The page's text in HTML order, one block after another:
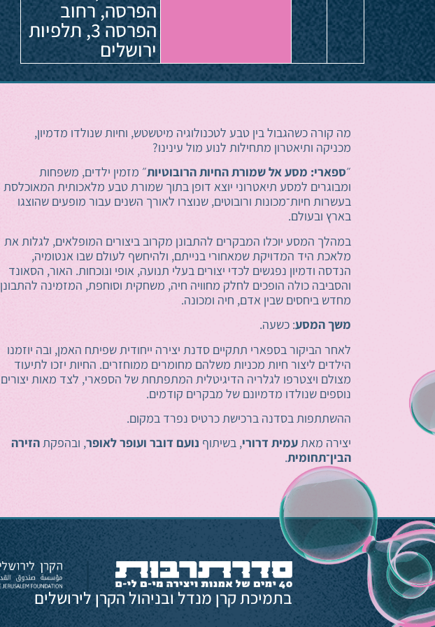
הפרסה, רחוב
הפרסה 3, תלפיות
ירושלים
מה קורה כשהגבול בין טבע לטכנולוגיה מיטשטש, וחיות שנולדו מדמיון,
מכניקה ותיאטרון מתחילות לנוע מול עינינו?
״ספארי: מסע אל שמורת החיות הרובוטיות״ מזמין ילדים, משפחות
ומבוגרים למסע תיאטרוני יוצא דופן בתוך שמורת טבע מלאכותית המאוכלסת
בעשרות חיות־מכונות ורובוטים, שנוצרו לאורך השנים עבור מופעים שהוצגו
בארץ ובעולם.
במהלך המסע יוכלו המבקרים להתבונן מקרוב ביצורים המופלאים, לגלות את
מלאכת היד המדויקת שמאחורי בנייתם, ולהיחשף לעולם שבו אנטומיה,
הנדסה ודמיון נפגשים לכדי יצורים בעלי תנועה, אופי ונוכחות. האור, הסאונד
והסביבה כולה הופכים לחלק מחוויה חיה, משחקית וסוחפת, המזמינה להתבונן
מחדש ביחסים שבין אדם, חיה ומכונה.
משך המסע: כשעה.
לאחר הביקור בספארי תתקיים סדנת יצירה ייחודית שפיתח האמן, ובה יוזמנו
הילדים ליצור חיות מכניות משלהם מחומרים ממוחזרים. החיות יזכו לתיעוד
מצולם ויצטרפו לגלריה הדיגיטלית המתפתחת של הספארי, לצד מאות יצורים
נוספים שנולדו מדמיונם של מבקרים קודמים.
ההשתתפות בסדנה ברכישת כרטיס נפרד במקום.
יצירה מאתעמית דרורי, בשיתוף נועם דובר ועופר לאופר, ובהפקתהזירה
הבין־תחומית.
בתמיכת קרן מנדל ובניהול הקרן לירושלים